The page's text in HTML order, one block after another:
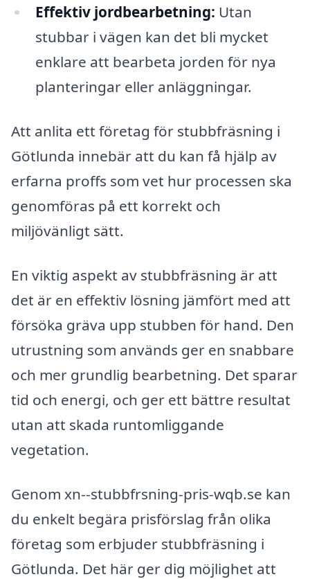
Effektiv jordbearbetning: Utan
stubbar i vägen kan det bli mycket
enklare att bearbeta jorden för nya
planteringar eller anläggningar.
Att anlita ett företag för stubbfräsning i
Götlunda innebär att du kan få hjälp av
erfarna proffs som vet hur processen ska
genomföras på ett korrekt och
miljövänligt sätt.
En viktig aspekt av stubbfräsning är att
det är en effektiv lösning jämfört med att
försöka gräva upp stubben för hand. Den
utrustning som används ger en snabbare
och mer grundlig bearbetning. Det sparar
tid och energi, och ger ett bättre resultat
utan att skada runtomliggande
vegetation.
Genom xn--stubbfrsning-pris-wqb.se kan
du enkelt begära prisförslag från olika
företag som erbjuder stubbfräsning i
Götlunda. Det här ger dig möjlighet att